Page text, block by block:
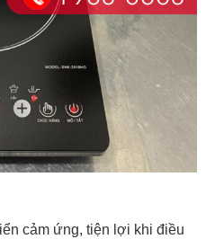
cảm ứng, tiện lợi khi điều